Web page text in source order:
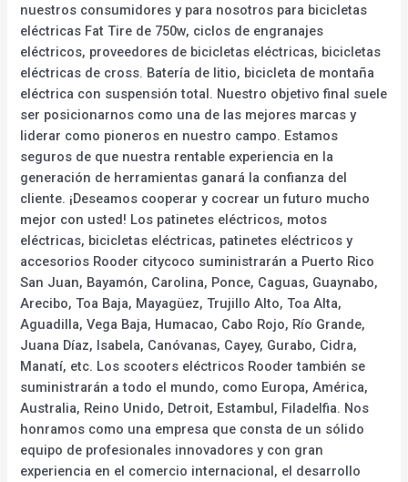
nuestros consumidores y para nosotros para bicicletas
eléctricas Fat Tire de 750w, ciclos de engranajes
eléctricos, proveedores de bicicletas eléctricas, bicicletas
eléctricas de cross. Batería de litio, bicicleta de montaña
eléctrica con suspensión total. Nuestro objetivo final suele
ser posicionarnos como una de las mejores marcas y
liderar como pioneros en nuestro campo. Estamos
seguros de que nuestra rentable experiencia en la
generación de herramientas ganará la confianza del
cliente. ¡Deseamos cooperar y cocrear un futuro mucho
mejor con usted! Los patinetes eléctricos, motos
eléctricas, bicicletas eléctricas, patinetes eléctricos y
accesorios Rooder citycoco suministrarán a Puerto Rico
San Juan, Bayamón, Carolina, Ponce, Caguas, Guaynabo,
Arecibo, Toa Baja, Mayagüez, Trujillo Alto, Toa Alta,
Aguadilla, Vega Baja, Humacao, Cabo Rojo, Río Grande,
Juana Díaz, Isabela, Canóvanas, Cayey, Gurabo, Cidra,
Manatí, etc. Los scooters eléctricos Rooder también se
suministrarán a todo el mundo, como Europa, América,
Australia, Reino Unido, Detroit, Estambul, Filadelfia. Nos
honramos como una empresa que consta de un sólido
equipo de profesionales innovadores y con gran
experiencia en el comercio internacional, el desarrollo